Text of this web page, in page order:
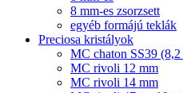
8 mm-es zsorzsett
egyéb formájú teklák
Preciosa kristályok
MC chaton SS39
MC rivoli 12 mm
MC rivoli 14 mm